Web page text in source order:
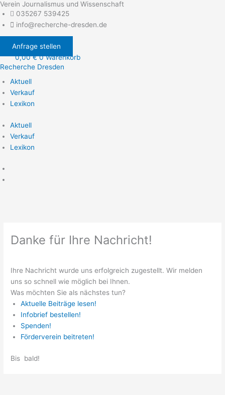
Zum
Inhalt
springen
Verein Journalismus und Wissenschaft
035267 539425
info@recherche-dresden.de
Anfrage stellen
0,00€ 0 Warenkorb
Recherche Dresden
Aktuell
Verkauf
Lexikon
Aktuell
Verkauf
Lexikon
Danke für Ihre Nachricht!
Ihre Nach­richt wur­de uns erfolg­reich zuge­stellt. Wir mel­den
uns so schnell wie mög­lich bei Ihnen.
Was möchten Sie als nächstes tun?
Aktu­el­le Bei­trä­ge lesen!
Info­brief bestellen!
Spen­den!
För­der­ver­ein beitreten!
Bis bald!